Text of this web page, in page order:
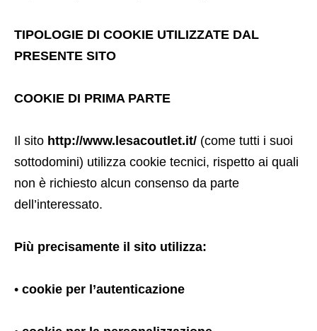
TIPOLOGIE DI COOKIE UTILIZZATE DAL
PRESENTE SITO
COOKIE DI PRIMA PARTE
Il sito http://www.lesacoutlet.it/ (come tutti i suoi
sottodomini) utilizza cookie tecnici, rispetto ai quali
non è richiesto alcun consenso da parte
dell’interessato.
Più precisamente il sito utilizza:
• cookie per l’autenticazione